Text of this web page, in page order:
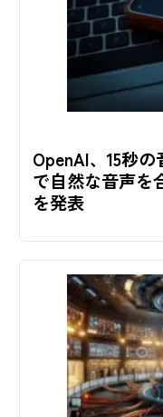
OpenAI、15秒
で自然な音声を
を発表